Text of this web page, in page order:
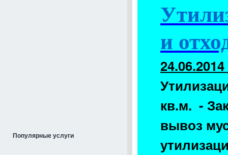
и
кв.м. -
вывоз
Популярные услуги